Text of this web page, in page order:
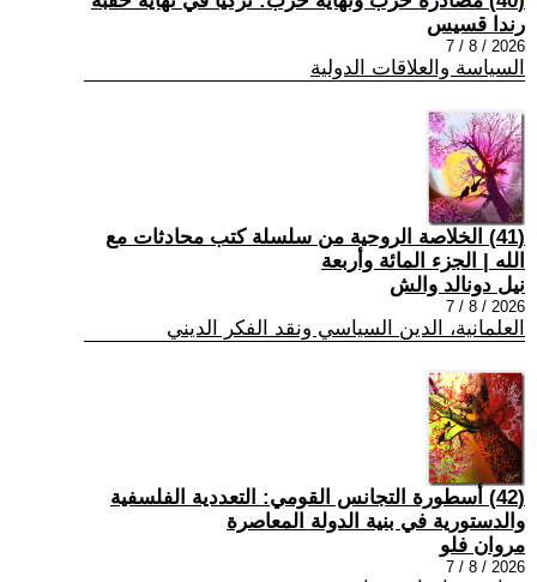
رندا قسيس
2026 / 8 / 7
السياسة والعلاقات الدولية
(41) الخلاصة الروحية من سلسلة كتب محادثات مع
الله | الجزء المائة وأربعة
نيل دونالد والش
2026 / 8 / 7
العلمانية، الدين السياسي ونقد الفكر الديني
(42) أسطورة التجانس القومي: التعددية الفلسفية
والدستورية في بنية الدولة المعاصرة
مروان فلو
2026 / 8 / 7